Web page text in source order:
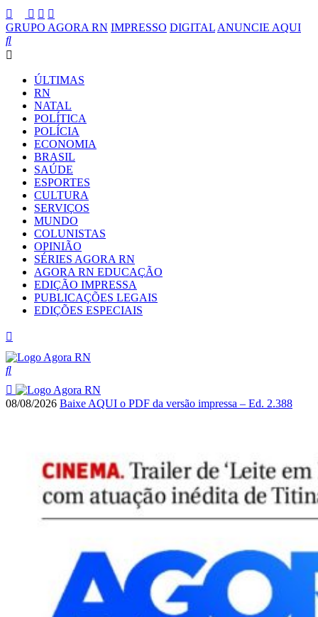
GRUPO AGORA RN IMPRESSO DIGITAL ANUNCIE AQUI
ÚLTIMAS
RN
NATAL
POLÍTICA
POLÍCIA
ECONOMIA
BRASIL
SAÚDE
ESPORTES
CULTURA
SERVIÇOS
MUNDO
COLUNISTAS
OPINIÃO
SÉRIES AGORA RN
AGORA RN EDUCAÇÃO
EDIÇÃO IMPRESSA
PUBLICAÇÕES LEGAIS
EDIÇÕES ESPECIAIS
08/08/2026 Baixe AQUI o PDF da versão impressa – Ed. 2.388